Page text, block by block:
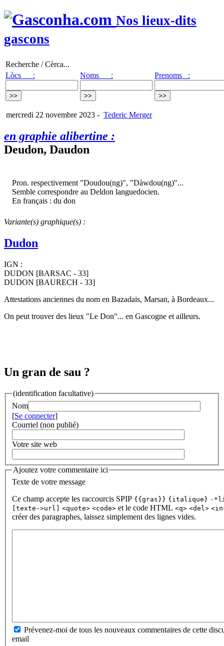
Nos lieux-dits
gascons
Recherche / Cèrca...
Lòcs :
Noms : Prenoms :
mercredi 22 novembre 2023 - Tederic Merger
en graphie alibertine :
Deudon, Daudon
Pron. respectivement "Doudou(ng)", "Dàwdou(ng)"...
Semble correspondre au Deldon languedocien.
En français : du don
Variante(s) graphique(s) :
Dudon
IGN :
DUDON [BARSAC - 33]
DUDON [BAURECH - 33]
Attestations anciennes du nom en Bazadais, Marsan, à Bordeaux...
On peut trouver des lieux "Le Don"... en Gascogne et ailleurs.
Un gran de sau ?
(identification facultative)
Nom
[Se connecter]
Courriel (non publié)
Votre site web
Ajoutez votre commentaire ici
Texte de votre message
Ce champ accepte les raccourcis SPIP {{gras}} {italique} -
[texte->url] <quote> <code> et le code HTML <q> <del>
créer des paragraphes, laissez simplement des lignes vides.
Prévenez-moi de tous les nouveaux commentaires de cette
email